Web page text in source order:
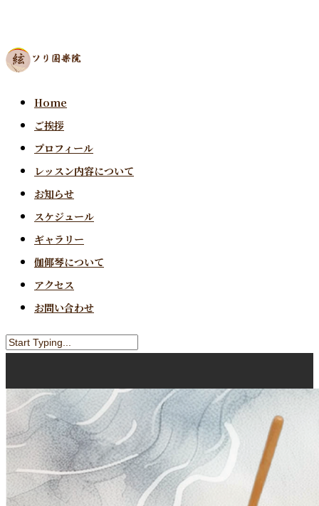
Home
ご挨拶
プロフィール
レッスン内容について
お知らせ
スケジュール
ギャラリー
伽倻琴について
アクセス
お問い合わせ